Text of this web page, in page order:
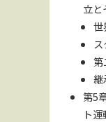
立と
世
第
継
第5
ト運